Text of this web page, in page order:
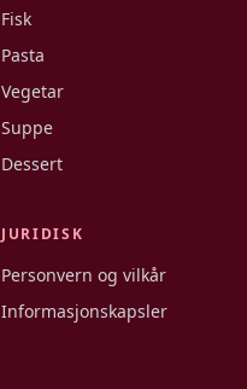
Fisk
Pasta
Vegetar
Suppe
Dessert
JURIDISK
Personvern og vilkår
Informasjonskapsler